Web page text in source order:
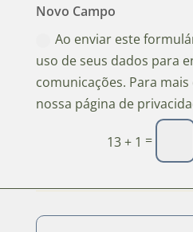
Novo Campo
Ao enviar este
uso de seus dados para
comunicações. Para
nossa página de
13 + 1 =